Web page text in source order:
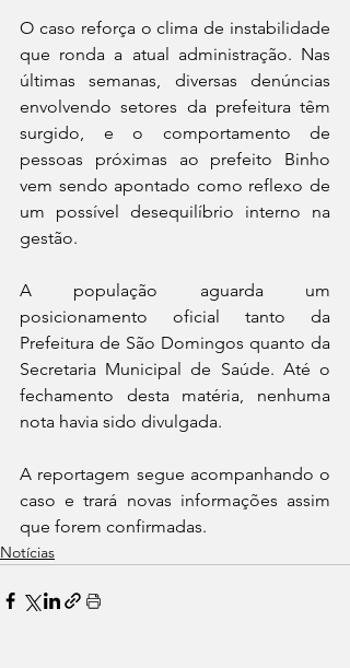
O caso reforça o clima de instabilidade
que ronda a atual administração. Nas
últimas semanas, diversas denúncias
envolvendo setores da prefeitura têm
surgido, e o comportamento de
pessoas próximas ao prefeito Binho
vem sendo apontado como reflexo de
um possível desequilíbrio interno na
gestão.
A população aguarda um
posicionamento oficial tanto da
Prefeitura de São Domingos quanto da
Secretaria Municipal de Saúde. Até o
fechamento desta matéria, nenhuma
nota havia sido divulgada.
A reportagem segue acompanhando o
caso e trará novas informações assim
que forem confirmadas.
Notícias